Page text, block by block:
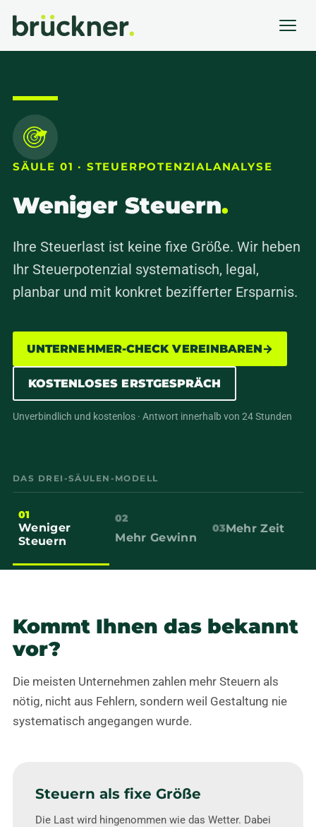
SÄULE 01 · STEUERPOTENZIALANALYSE
Weniger Steuern.
Ihre Steuerlast ist keine fixe Größe. Wir heben
Ihr Steuerpotenzial systematisch, legal,
planbar und mit konkret bezifferter Ersparnis.
UNTERNEHMER-CHECK VEREINBAREN→
KOSTENLOSES ERSTGESPRÄCH
Unverbindlich und kostenlos · Antwort innerhalb von 24 Stunden
DAS DREI-SÄULEN-MODELL
01
Weniger
Steuern
02
Mehr Gewinn
03Mehr Zeit
Kommt Ihnen das bekannt
vor?
Die meisten Unternehmen zahlen mehr Steuern als
nötig, nicht aus Fehlern, sondern weil Gestaltung nie
systematisch angegangen wurde.
Steuern als fixe Größe
Die Last wird hingenommen wie das Wetter. Dabei